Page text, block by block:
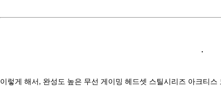
이렇게 해서, 완성도 높은 무선 게이밍 헤드셋 스틸시리즈 아크티